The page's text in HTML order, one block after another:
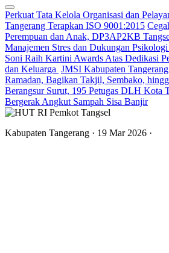
Perkuat Tata Kelola Organisasi dan
Tangerang Terapkan ISO 9001:2015
Perempuan dan Anak, DP3AP2KB
Manajemen Stres dan Dukungan
Soni Raih Kartini Awards Atas Dedikasi
dan Keluarga JMSI Kabupaten
Ramadan, Bagikan Takjil, Sembako,
Berangsur Surut, 195 Petugas DLH Kota
Bergerak Angkut Sampah Sisa Banjir
Kabupaten Tangerang · 19 Mar 2026 ·